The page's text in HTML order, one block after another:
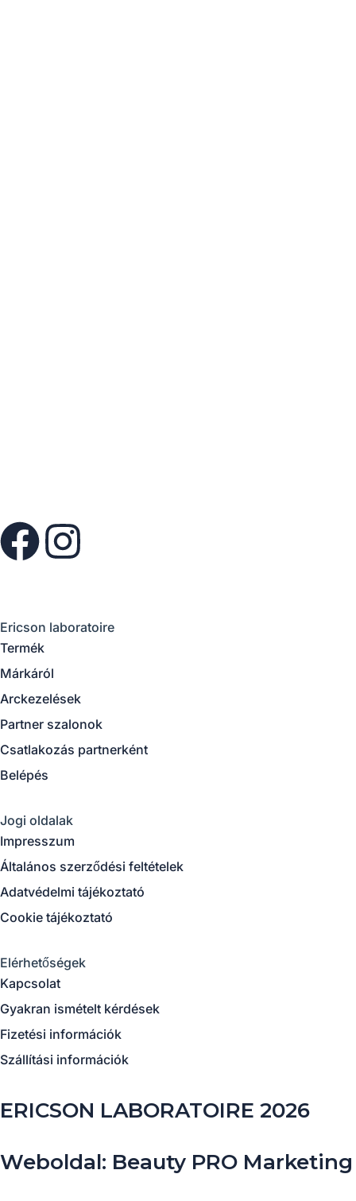
F
c
e
b
o
o
k
I
s
a
g
a
m
Ericson laboratoire
Termék
Márkáról
Arckezelések
Partner szalonok
Csatlakozás partnerként
Belépés
Jogi oldalak
Impresszum
Általános szerződési feltételek
Adatvédelmi tájékoztató
Cookie tájékoztató
Elérhetőségek
Kapcsolat
Gyakran ismételt kérdések
Fizetési információk
Szállítási információk
ERICSON LABORATOIRE 2026
Weboldal: Beauty PRO Marketing